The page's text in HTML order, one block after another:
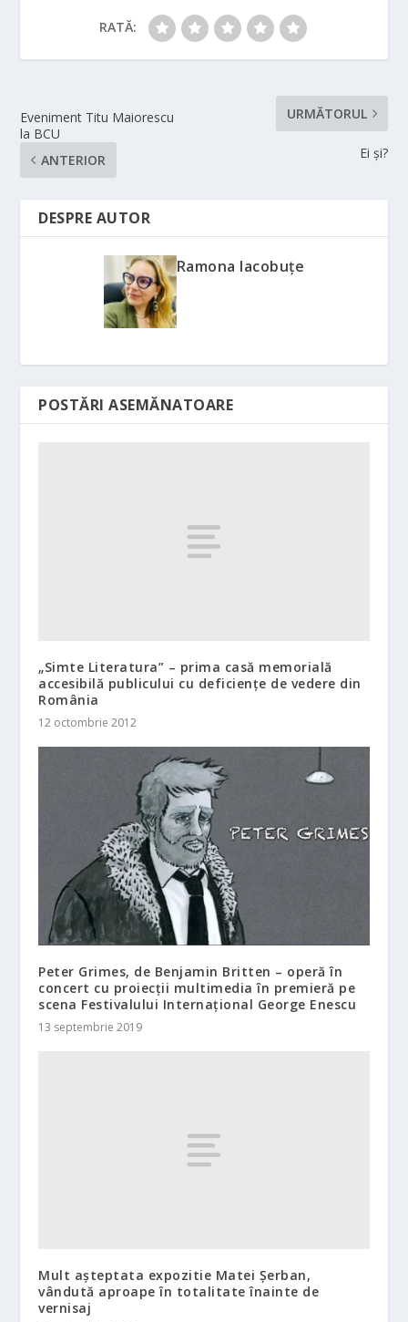
RATĂ:
Eveniment Titu Maiorescu
la BCU
ANTERIOR
URMĂTORUL
Ei și?
DESPRE AUTOR
Ramona Iacobuțe
POSTĂRI ASEMĂNATOARE
„Simte Literatura” – prima casă memorială
accesibilă publicului cu deficienţe de vedere din
România
12 octombrie 2012
Peter Grimes, de Benjamin Britten – operă în
concert cu proiecții multimedia în premieră pe
scena Festivalului Internațional George Enescu
13 septembrie 2019
Mult așteptata expozitie Matei Șerban,
vândută aproape în totalitate înainte de
vernisaj